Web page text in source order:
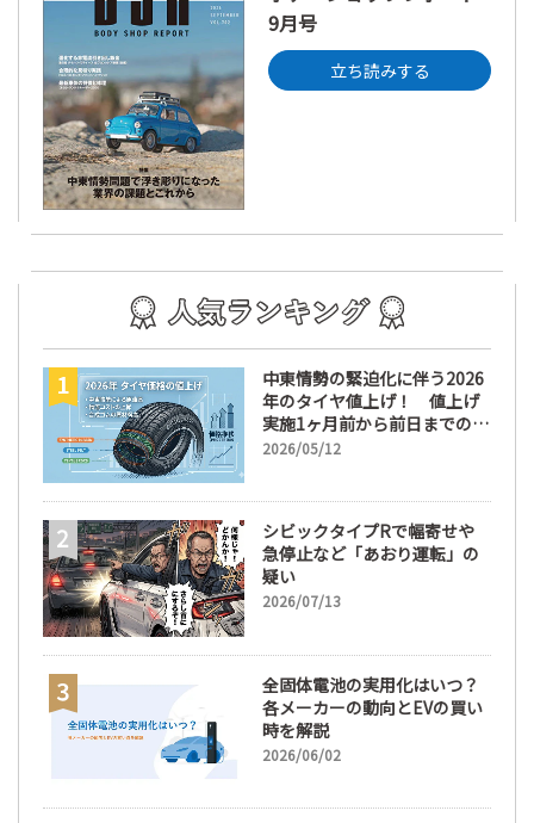
9月号
立ち読みする
中東情勢の緊迫化に伴う2026
年のタイヤ値上げ！ 値上げ
実施1ヶ月前から前日までの期
間が販売において極めて重要
2026/05/12
シビックタイプRで幅寄せや
急停止など「あおり運転」の
疑い
2026/07/13
全固体電池の実用化はいつ？
各メーカーの動向とEVの買い
時を解説
2026/06/02